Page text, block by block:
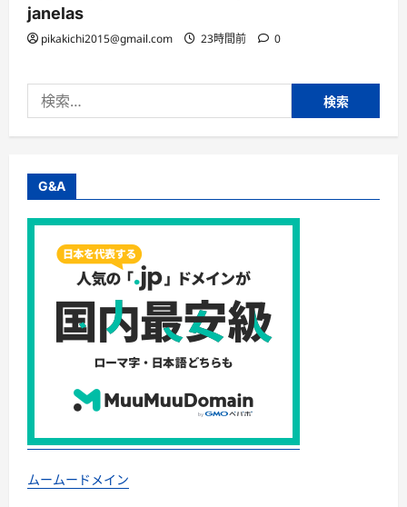
janelas
pikakichi2015@gmail.com 23時間前 0
索:
G&A
ムームードメイン